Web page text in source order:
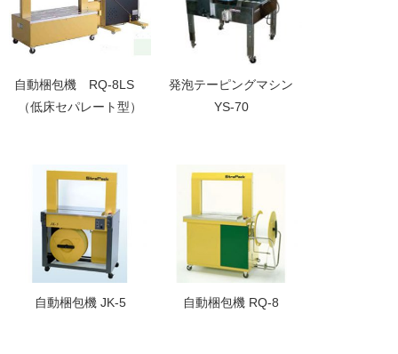
自動梱包機 RQ-8LS
（低床セパレート型）
発泡テーピングマシン
YS-70
自動梱包機 JK-5 自動梱包機 RQ-8